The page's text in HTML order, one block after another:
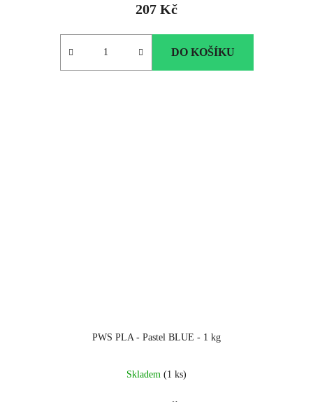
207 Kč
DO KOŠÍKU
PWS PLA - Pastel BLUE - 1 kg
Skladem (1 ks)